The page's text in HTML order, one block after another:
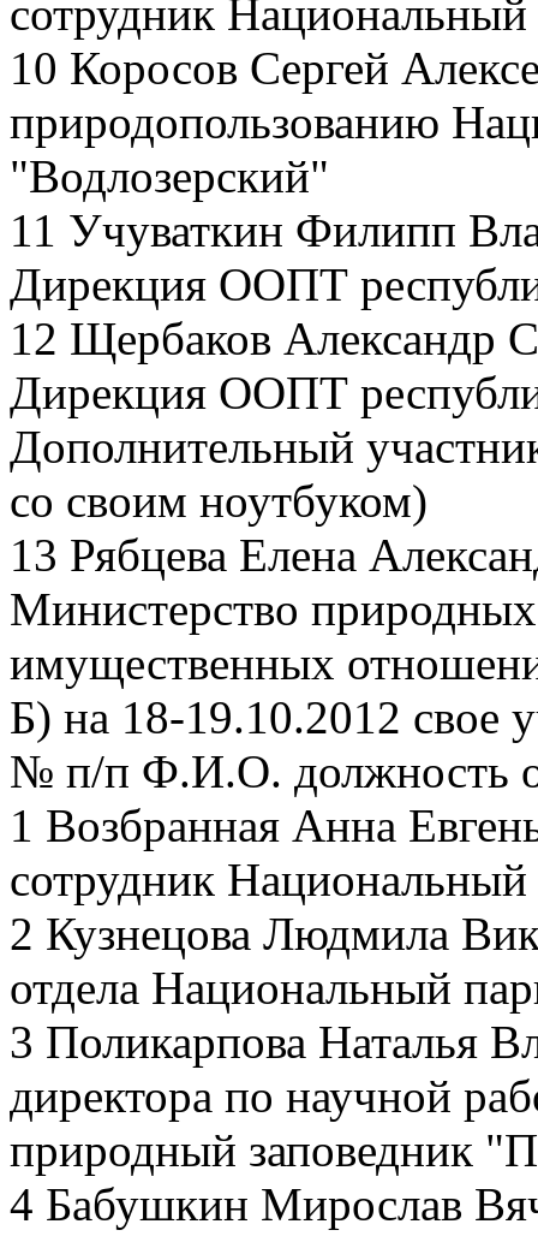
сотрудник
10 Коросов Сергей
природопользованию
"Водлозерский"
11 Учуваткин Филипп
Дирекция ООПТ
12 Щербаков Александр
Дирекция ООПТ
Дополнительный
со своим ноутбуком)
13 Рябцева Елена
Министерство
имущественных
Б) на 18-19.10.2012 свое
№ п/п Ф.И.О. должность
1 Возбранная Анна
сотрудник
2 Кузнецова Людмила
отдела Национальный
3 Поликарпова Наталья
директора по научной
природный заповедник
4 Бабушкин Мирослав